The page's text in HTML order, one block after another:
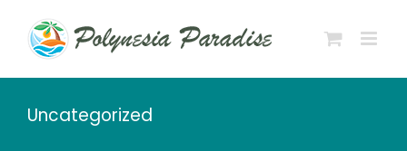
contenu
Uncategorized